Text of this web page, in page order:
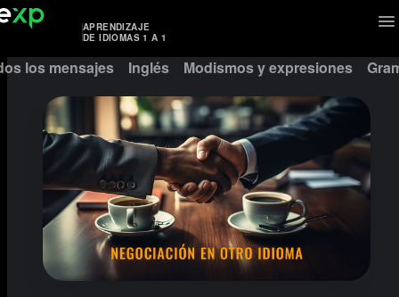
APRENDIZAJE
DE IDIOMAS 1 A 1
los mensajes Inglés Modismos y expresiones